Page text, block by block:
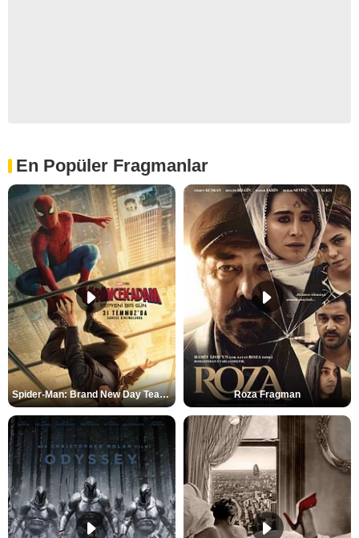
En Popüler Fragmanlar
Spider-Man: Brand New Day Teaser Roza Fragman